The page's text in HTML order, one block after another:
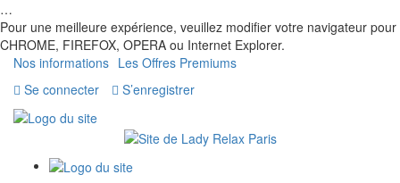
…
Pour une meilleure expérience, veuillez modifier votre navigateur pour
CHROME, FIREFOX, OPERA ou Internet Explorer.
Nos informations Les Offres Premiums
Se connecter
S’enregistrer